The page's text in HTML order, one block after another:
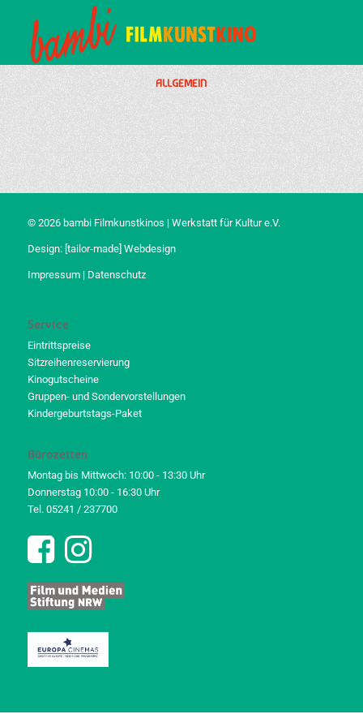
ALLGEMEIN
© 2026 bambi Filmkunstkinos | Werkstatt für Kultur e.V.
Design: [tailor-made] Webdesign
Impressum| Datenschutz
Service
Eintrittspreise
Sitzreihenreservierung
Kinogutscheine
Gruppen- und Sondervorstellungen
Kindergeburtstags-Paket
Bürozeiten
Montag bis Mittwoch: 10:00 - 13:30 Uhr
Donnerstag 10:00 - 16:30 Uhr
Tel. 05241 / 237700